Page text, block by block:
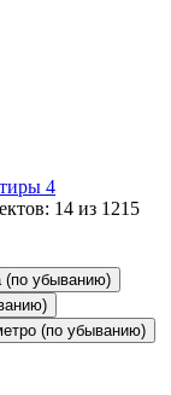
4
14 из 1215
(по убыванию)
(по убыванию)